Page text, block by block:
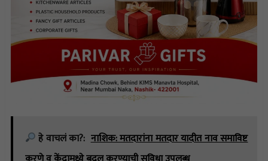
हे वाचलं का?: नाशिक: मतदारांना मतदार यादीत नाव समाविष्ट